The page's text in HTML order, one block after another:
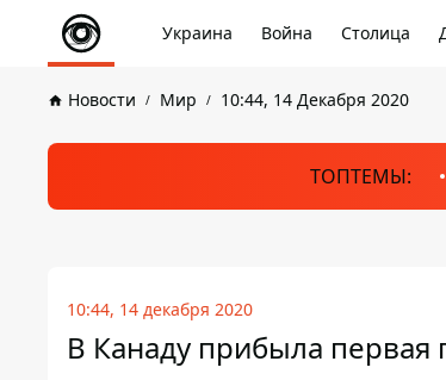
Украина Война Столица
Новости Мир 10:44, 14 Декабря 2020
ТОПТЕМЫ:
10:44, 14 декабря 2020
В Канаду прибыла первая